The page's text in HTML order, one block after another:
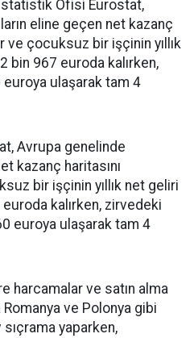
Ofisi Eurostat,
eline geçen net kazanç
ve çocuksuz bir işçinin yıllık
bin 967 euroda kalırken,
ulaşarak tam 4
Avrupa genelinde
kazanç haritasını
bir işçinin yıllık net geliri
kalırken, zirvedeki
euroya ulaşarak tam 4
harcamalar ve satın alma
Romanya ve Polonya gibi
yaparken,